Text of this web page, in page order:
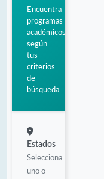
Encuentra
programas
académicos
según
tus
criterios
de
búsqueda
Estados
Selecciona
uno o